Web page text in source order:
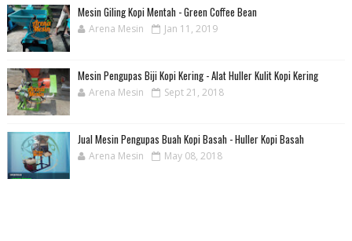
Mesin Giling Kopi Mentah - Green Coffee Bean
Arena Mesin Jan 11, 2019
Mesin Pengupas Biji Kopi Kering - Alat Huller Kulit Kopi Kering
Arena Mesin Sept 21, 2018
Jual Mesin Pengupas Buah Kopi Basah - Huller Kopi Basah
Arena Mesin May 08, 2018